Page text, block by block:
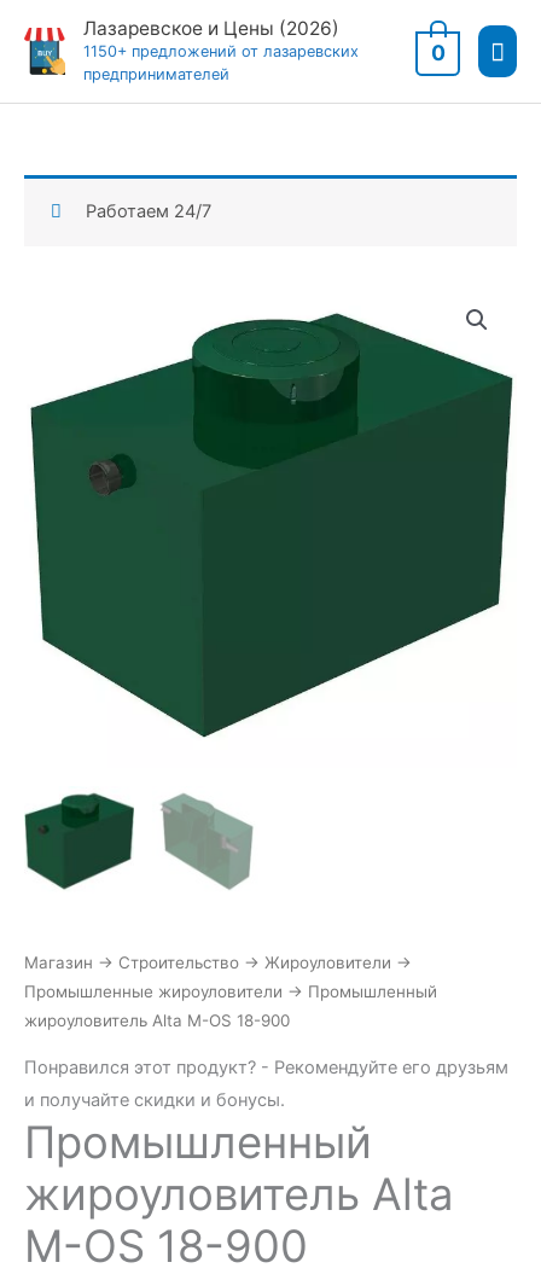
содержимому
Лазаревское и Цены (2026)
1150+ предложений от лазаревских
предпринимателей
0
Работаем 24/7
Магазин → Строительство → Жироуловители →
Промышленные жироуловители → Промышленный
жироуловитель Alta М-OS 18-900
Понравился этот продукт? - Рекомендуйте его друзьям
и получайте скидки и бонусы.
Промышленный
жироуловитель Alta
М-OS 18-900